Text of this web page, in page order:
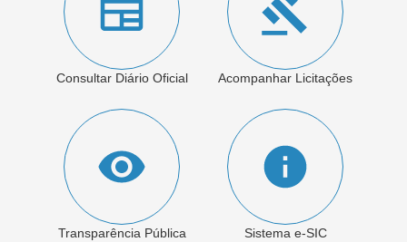
Consultar Diário Oficial Acompanhar Licitações
Transparência Pública Sistema e-SIC